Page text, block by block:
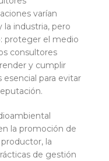
varían
la industria, pero
proteger el medio
consultores
y cumplir
para evitar
la promoción de
la
de gestión